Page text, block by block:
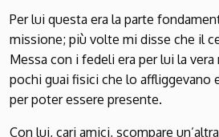
Per lui questa era la parte
missione; più volte mi disse che il
Messa con i fedeli era per lui la
pochi guai fisici che lo affliggevano
per poter essere presente.
Con lui, cari amici, scompare